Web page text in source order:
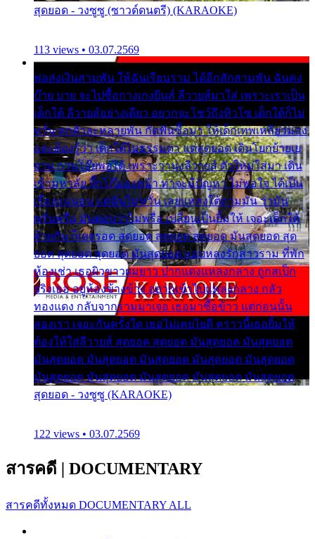
สุดยอด - วงซูซู (ซาวด์ดนตรี) (KARAOKE)
113 views • 03.07.2569
พ่อส่งเงินสามพัน ให้ฉันเรียนราม ได้อีกสักสามพัน ฉันคง
บ๊าย บาย จะไปซื้อกางเกงยีนส์ ลีวายส์มาใส่ เพราะเราเป็น
เด็กใต้ ลีวายส์อย่างเดียว อยากจะโชว์ถึงหิวโซ เด็กใต้ก็ไม่
หวั่น ตกตัวละหลายพัน กัดฟันซื้อมา ให้เด็กเทพเหลียวมอง
และต้องรู้ว่า เด็กใต้ไม่ธรรมดา แต่สุดยอด เดินโยกย้ายเย
ยวน กวนโอ๊ยพอได้ เพราะว่านุ่งลีวายส์ ตัวใหม่ใส่มา เดิน
เข้ามหาลัย จิ๊กโก๊มองหน้า ท่าจะมีปัญหา ไม่พอใจ ได้เป็น
เรื่องแน่นอน แต่ฉันไม่หวั่น เลยแหลงใต้ถามมัน ว่ามัน
พรั่นพรือ มันตอบว่าไม่พรื่อ เปลี่ยนเป็นยิ้มให้ เจอะเด็กใต้
ด้วยกัน ก็เลยรอด สุดยอด สุดยอด สุดยอด มันสุดยอด สุด
ยอด สุดยอด สุดยอด มันสุดยอด แอบหลงรักสาวราม ที่พัก
ห้องเช่า เธอผิวขาวผมยาว ปากแดงแหลงกลาง ถูกสเป็ก
จริงเธอ อยู่ห้องข้างข้าง อยากเข้าไปแหลงกลาง กลัว
ทองแดง กลับจากรามมาเจอ เธอมาซื้อข้าว แต่ก่อนนั้น
สองเรา เจอะกันครั้งใด เธอไม่เคยไยดี คราวนี้เธอยิ้มให้
ต้องให้ใส่ลีวายส์ สุดยอด สุดยอด มันสุดยอด มันสุดยอด
มันสุดยอด มันสุดยอด มันสุดยอด มันสุดยอด มันสุดยอด
มันสุดยอด มันสุดยอด มันสุดยอด มันสุดยอด มันสุดยอด
สุดยอด - วงซูซู (KARAOKE)
122 views • 03.07.2569
สารคดี | DOCUMENTARY
สารคดีทั้งหมด DOCUMENTARY ALL